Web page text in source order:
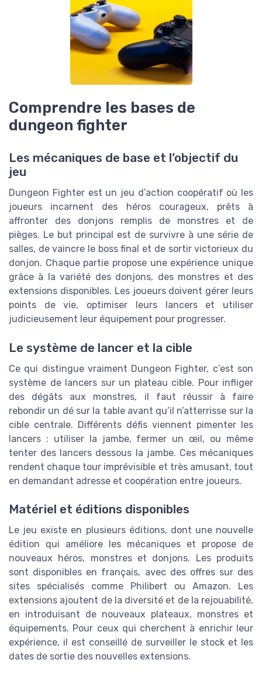
Comprendre les bases de
dungeon fighter
Les mécaniques de base et l’objectif du
jeu
Dungeon Fighter est un jeu d’action coopératif où les
joueurs incarnent des héros courageux, prêts à
affronter des donjons remplis de monstres et de
pièges. Le but principal est de survivre à une série de
salles, de vaincre le boss final et de sortir victorieux du
donjon. Chaque partie propose une expérience unique
grâce à la variété des donjons, des monstres et des
extensions disponibles. Les joueurs doivent gérer leurs
points de vie, optimiser leurs lancers et utiliser
judicieusement leur équipement pour progresser.
Le système de lancer et la cible
Ce qui distingue vraiment Dungeon Fighter, c’est son
système de lancers sur un plateau cible. Pour infliger
des dégâts aux monstres, il faut réussir à faire
rebondir un dé sur la table avant qu’il n’atterrisse sur la
cible centrale. Différents défis viennent pimenter les
lancers : utiliser la jambe, fermer un œil, ou même
tenter des lancers dessous la jambe. Ces mécaniques
rendent chaque tour imprévisible et très amusant, tout
en demandant adresse et coopération entre joueurs.
Matériel et éditions disponibles
Le jeu existe en plusieurs éditions, dont une nouvelle
édition qui améliore les mécaniques et propose de
nouveaux héros, monstres et donjons. Les produits
sont disponibles en français, avec des offres sur des
sites spécialisés comme Philibert ou Amazon. Les
extensions ajoutent de la diversité et de la rejouabilité,
en introduisant de nouveaux plateaux, monstres et
équipements. Pour ceux qui cherchent à enrichir leur
expérience, il est conseillé de surveiller le stock et les
dates de sortie des nouvelles extensions.